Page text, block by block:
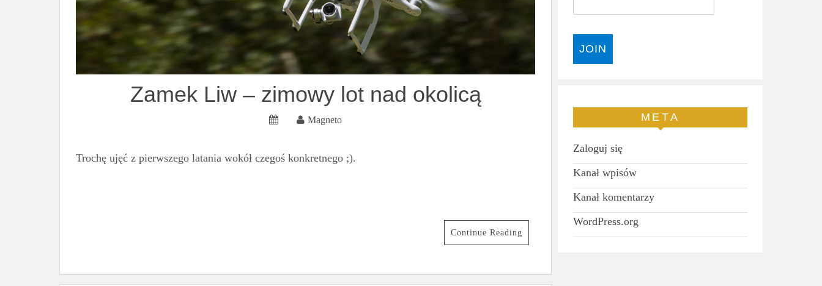
Zamek Liw – zimowy lot nad okolicą
Magneto
Trochę ujęć z pierwszego latania wokół czegoś konkretnego ;).
Continue Reading
META
Zaloguj się
Kanał wpisów
Kanał komentarzy
WordPress.org